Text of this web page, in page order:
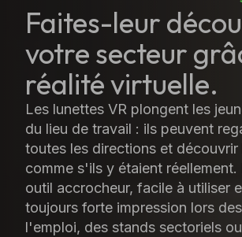
Faites-leur
votre secteur
réalité virtuelle.
Les lunettes VR plongent les
du lieu de travail : ils peuvent
toutes les directions et découvrir
comme s'ils y étaient réellement.
outil accrocheur, facile à utiliser
toujours forte impression lors
l'emploi, des stands sectoriels